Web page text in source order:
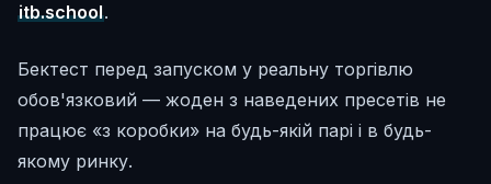
itb.school.
Бектест перед запуском у реальну торгівлю
обов'язковий — жоден з наведених пресетів не
працює «з коробки» на будь-якій парі і в будь-
якому ринку.